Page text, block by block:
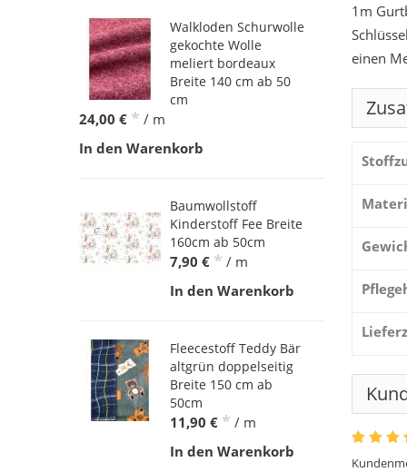
1m
einen
Walkloden Schurwolle
gekochte Wolle
meliert bordeaux
Breite 140 cm ab 50
cm
24,00 € * / m
In den Warenkorb
Baumwollstoff
Kinderstoff Fee Breite
160cm ab 50cm
7,90 € * / m
In den Warenkorb
Fleecestoff Teddy Bär
altgrün doppelseitig
Breite 150 cm ab
50cm
11,90 € * / m
In den Warenkorb